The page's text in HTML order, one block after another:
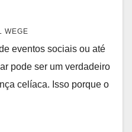
WEGE
eventos sociais ou até
pode ser um verdadeiro
celíaca. Isso porque o